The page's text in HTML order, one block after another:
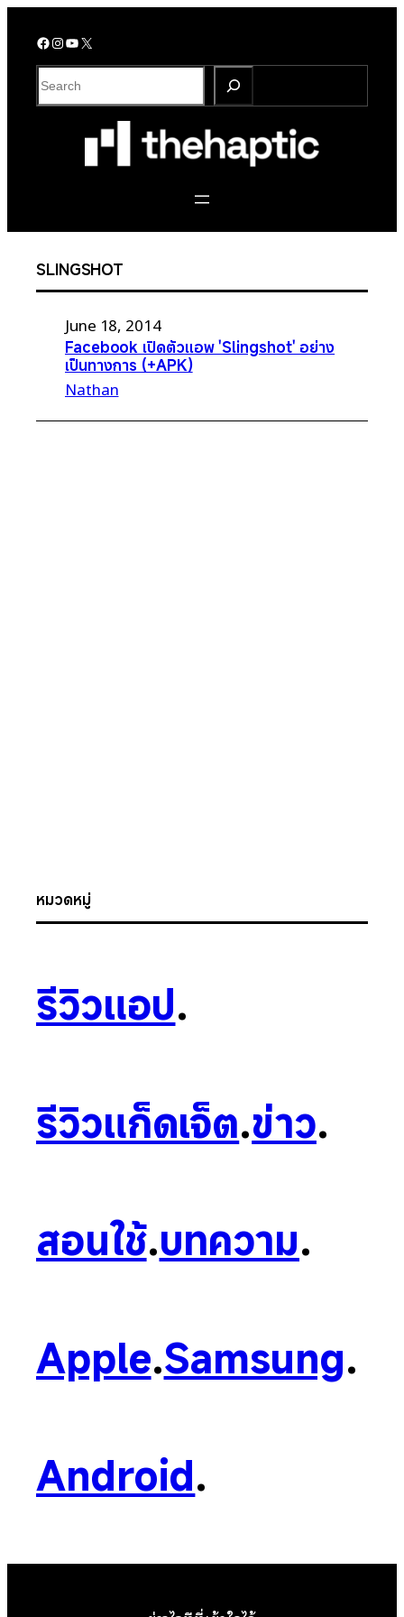
Facebook InstagramYouTube X
S
e
SLINGSHOT
June 18, 2014
Facebook เปิดตัวแอพ 'Slingshot' อย่าง
เป็นทางการ (+APK)
Nathan
หมวดหมู่
รีวิวแอป.
รีวิวแก็ดเจ็ต.ข่าว.
สอนใช้.บทความ.
Apple.Samsung.
Android.